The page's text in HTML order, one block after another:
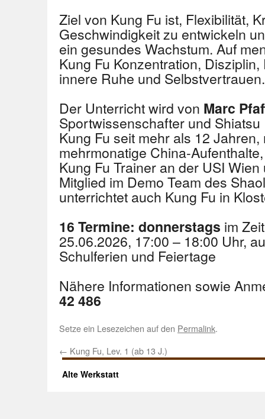
Ziel von Kung Fu ist, Flexibilität,
Geschwindigkeit zu entwickeln
ein gesundes Wachstum. Auf
Kung Fu Konzentration,
innere Ruhe und Selbstvertrauen.
Der Unterricht wird von Marc
Sportwissenschafter und
Kung Fu seit mehr als 12
mehrmonatige China-
Kung Fu Trainer an der USI
Mitglied im Demo Team des
unterrichtet auch Kung Fu in
16 Termine: donnerstags im
25.06.2026, 17:00 – 18:00 Uhr,
Schulferien und Feiertage
Nähere Informationen sowie
42 486
Setze ein Lesezeichen auf den Permalink.
← Kung Fu, Lev. 1 (ab 13 J.)
Alte Werkstatt